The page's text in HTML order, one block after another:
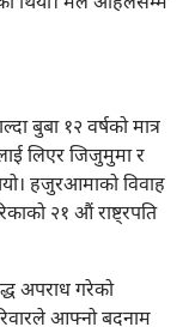
बुबा १२ वर्षको मात्र
लिएर जिजुमुमा र
हजुरआमाको विवाह
२१ औं राष्ट्रपति
अपराध गरेको
आफ्नो बदनाम